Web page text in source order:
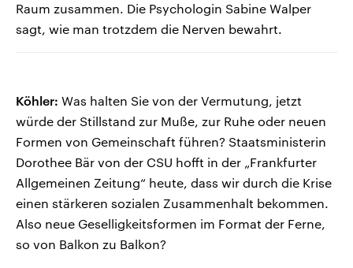
Raum zusammen. Die Psychologin Sabine Walper
sagt, wie man trotzdem die Nerven bewahrt.
Köhler: Was halten Sie von der Vermutung, jetzt
würde der Stillstand zur Muße, zur Ruhe oder neuen
Formen von Gemeinschaft führen? Staatsministerin
Dorothee Bär von der CSU hofft in der „Frankfurter
Allgemeinen Zeitung“ heute, dass wir durch die Krise
einen stärkeren sozialen Zusammenhalt bekommen.
Also neue Geselligkeitsformen im Format der Ferne,
so von Balkon zu Balkon?